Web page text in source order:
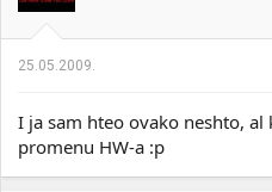
25.05.2009.
I ja sam hteo ovako neshto, al
promenu HW-a :p